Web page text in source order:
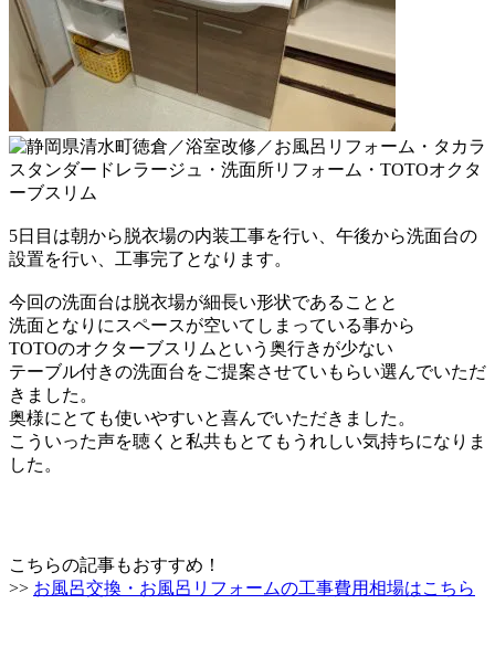
5日目は朝から脱衣場の内装工事を行い、 午後から洗面台の
設置を行い、工事完了となります。
今回の洗面台は脱衣場が細長い形状であることと
洗面となりにスペースが空いてしまっている事から
TOTOのオクターブスリムという奥行きが少ない
テーブル付きの洗面台をご提案させていもらい選んでいただ
きました。
奥様にとても使いやすいと喜んでいただきました。
こういった声を聴くと私共もとてもうれしい気持ちになりま
した。
こちらの記事もおすすめ！
>> お風呂交換・お風呂リフォームの工事費用相場はこちら